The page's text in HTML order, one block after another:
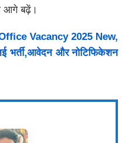
आगे बढ़ें।
Vacancy 2025 New,
भर्ती,आवेदन और नोटिफिकेशन